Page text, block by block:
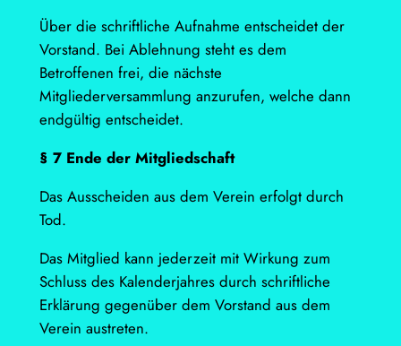
Über die schriftliche Aufnahme entscheidet der
Vorstand. Bei Ablehnung steht es dem
Betroffenen frei, die nächste
Mitgliederversammlung anzurufen, welche dann
endgültig entscheidet.
§ 7 Ende der Mitgliedschaft
Das Ausscheiden aus dem Verein erfolgt durch
Tod.
Das Mitglied kann jederzeit mit Wirkung zum
Schluss des Kalenderjahres durch schriftliche
Erklärung gegenüber dem Vorstand aus dem
Verein austreten.